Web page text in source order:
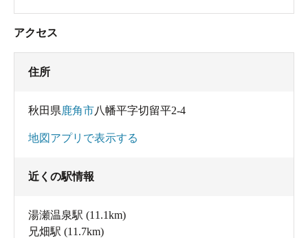
アクセス
住所
秋田県鹿角市八幡平字切留平2-4
地図アプリで表示する
近くの駅情報
湯瀬温泉駅 (11.1km)
兄畑駅 (11.7km)